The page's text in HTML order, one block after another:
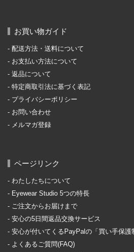
お買い物ガイド
配送方法・送料について
お支払い方法について
返品について
特定商取引法に基づく表記
プライバシーポリシー
お問い合わせ
メルマガ登録
ページリンク
わたしたちについて
Eyewear Studio 5つの特長
ご注文からお届けまで
安心の5日間返品交換サービス
安心が付いてくるPayPalの「買い手保護
よくあるご質問(FAQ)